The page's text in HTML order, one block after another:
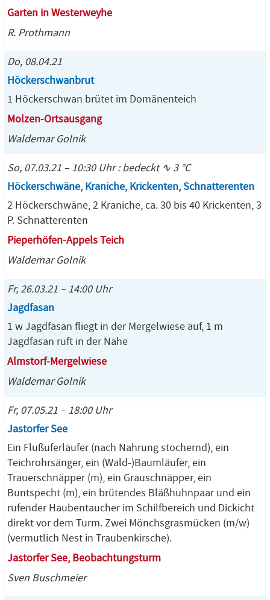
Garten in Westerweyhe
R. Prothmann
Do, 08.04.21
Höckerschwanbrut
1 Höckerschwan brütet im Domänenteich
Molzen-Ortsausgang
Waldemar Golnik
So, 07.03.21 – 10:30 Uhr : bedeckt ∿ 3 °C
Höckerschwäne, Kraniche, Krickenten, Schnatterenten
2 Höckerschwäne, 2 Kraniche, ca. 30 bis 40 Krickenten, 3
P. Schnatterenten
Pieperhöfen-Appels Teich
Waldemar Golnik
Fr, 26.03.21 – 14:00 Uhr
Jagdfasan
1 w Jagdfasan fliegt in der Mergelwiese auf, 1 m
Jagdfasan ruft in der Nähe
Almstorf-Mergelwiese
Waldemar Golnik
Fr, 07.05.21 – 18:00 Uhr
Jastorfer See
Ein Flußuferläufer (nach Nahrung stochernd), ein
Teichrohrsänger, ein (Wald-)Baumläufer, ein
Trauerschnäpper (m), ein Grauschnäpper, ein
Buntspecht (m), ein brütendes Bläßhuhnpaar und ein
rufender Haubentaucher im Schilfbereich und Dickicht
direkt vor dem Turm. Zwei Mönchsgrasmücken (m/w)
(vermutlich Nest in Traubenkirsche).
Jastorfer See, Beobachtungsturm
Sven Buschmeier